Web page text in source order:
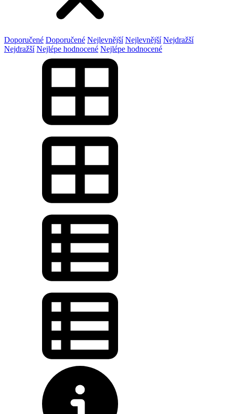
Doporučené Doporučené Nejlevnější Nejlevnější Nejdražší
Nejdražší Nejlépe hodnocené Nejlépe hodnocené